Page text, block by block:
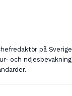
på
och